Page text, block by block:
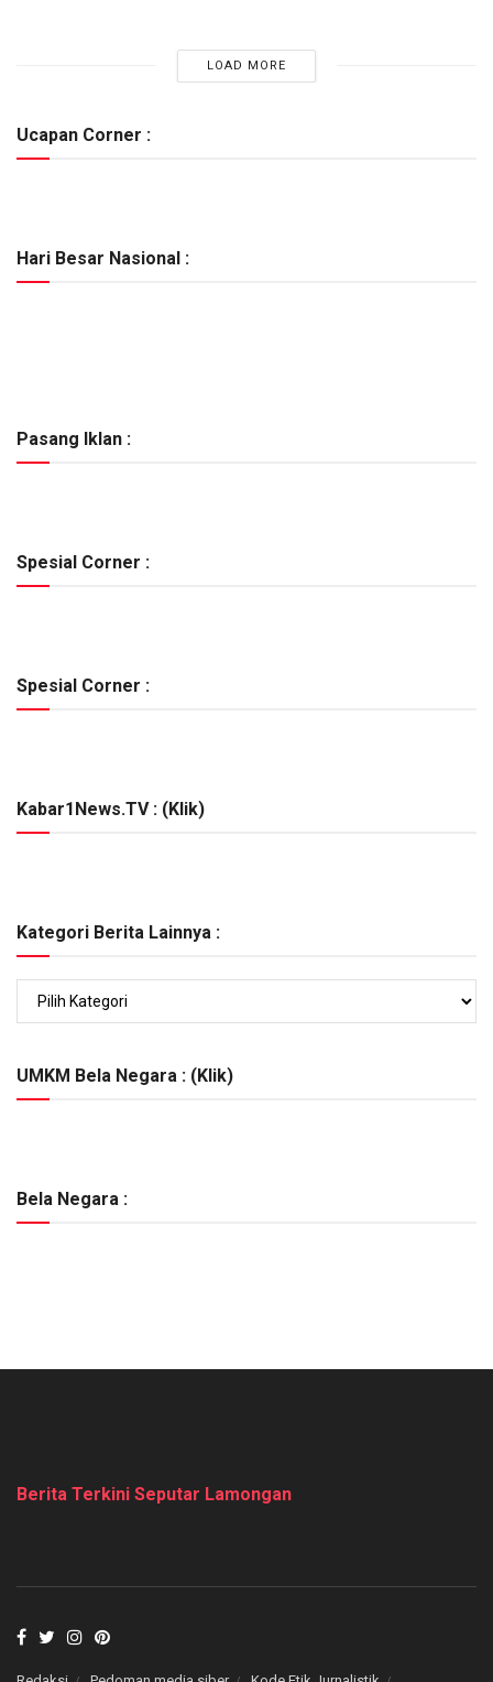
LOAD MORE
Ucapan Corner :
Hari Besar Nasional :
Pasang Iklan :
Spesial Corner :
Spesial Corner :
Kabar1News.TV : (Klik)
Kategori Berita Lainnya :
UMKM Bela Negara : (Klik)
Bela Negara :
Berita Terkini Seputar Lamongan